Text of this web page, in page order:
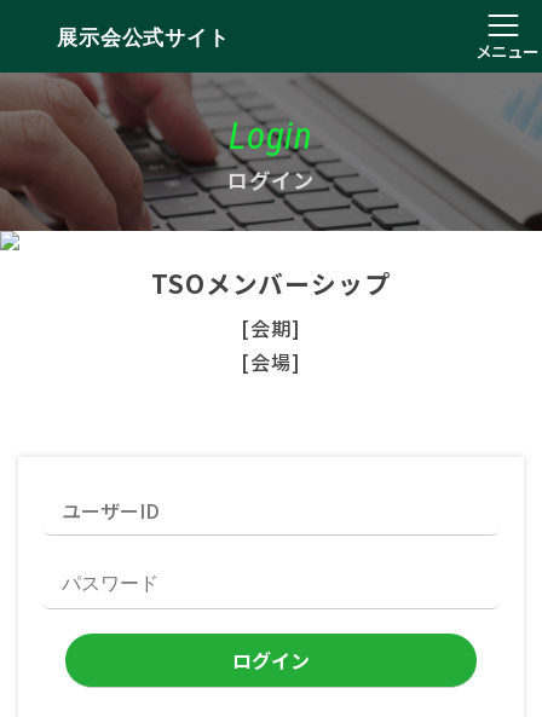
展示会公式サイト
メニュー
Login
ログイン
TSOメンバーシップ
[会期]
[会場]